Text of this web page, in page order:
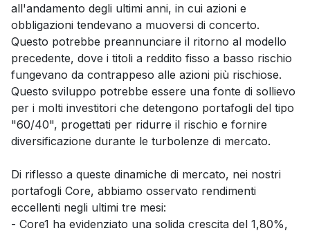
all'andamento degli ultimi anni, in cui azioni e
obbligazioni tendevano a muoversi di concerto.
Questo potrebbe preannunciare il ritorno al modello
precedente, dove i titoli a reddito fisso a basso rischio
fungevano da contrappeso alle azioni più rischiose.
Questo sviluppo potrebbe essere una fonte di sollievo
per i molti investitori che detengono portafogli del tipo
"60/40", progettati per ridurre il rischio e fornire
diversificazione durante le turbolenze di mercato.
Di riflesso a queste dinamiche di mercato, nei nostri
portafogli Core, abbiamo osservato rendimenti
eccellenti negli ultimi tre mesi:
- Core1 ha evidenziato una solida crescita del 1,80%,